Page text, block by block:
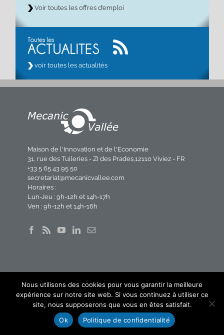
Voir toutes les offres d’emploi
voir toutes les actualités
Maison de l'Innovation et de l'Economie
31, rue des Tuileries - ZI des Prades,12110 Viviez - FR
+33 5 65 43 95 50
secretariat@mecanicvallee.com
Horaires :
Lun-Jeu : 9h-12h et 14h-17h
Ven : 9h-12h et 14h-16h
Accueil
Contact
Outil – Mob’AveyLot
Nous utilisons des cookies pour vous garantir la meilleure
expérience sur notre site web. Si vous continuez à utiliser ce
site, nous supposerons que vous en êtes satisfait.
Ok
Politique de confidentialité